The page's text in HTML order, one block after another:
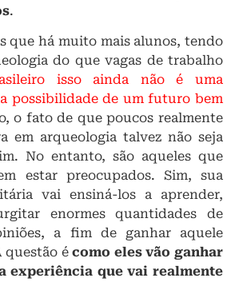
.
que há muito mais alunos, tendo
do que vagas de trabalho
isso ainda não é uma
possibilidade de um futuro bem
o fato de que poucos realmente
em arqueologia talvez não seja
No entanto, são aqueles que
estar preocupados. Sim, sua
vai ensiná-los a aprender,
enormes quantidades de
a fim de ganhar aquele
questão écomo eles vão ganhar
experiência que vai realmente